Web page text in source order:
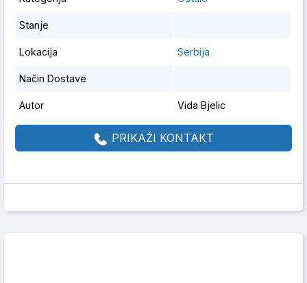
Stanje
Lokacija Serbija
Način Dostave
Autor Vida Bjelic
PRIKAŽI KONTAKT